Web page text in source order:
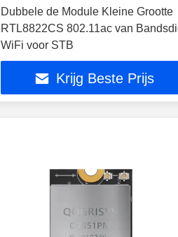
Dubbele de Module Kleine Grootte
RTL8822CS 802.11ac van
WiFi voor STB
Krijg Beste Prijs